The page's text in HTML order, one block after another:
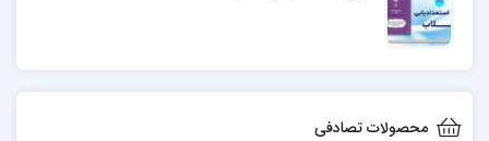
محصولات تصادفی